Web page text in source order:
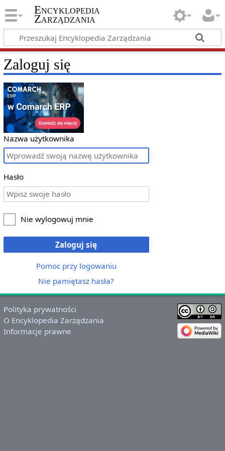
Encyklopedia
Zarządzania
Zaloguj się
Nazwa użytkownika
Hasło
Nie wylogowuj mnie
Zaloguj się
Pomoc przy logowaniu
Nie pamiętasz hasła?
Polityka prywatności
O Encyklopedia Zarządzania
Informacje prawne